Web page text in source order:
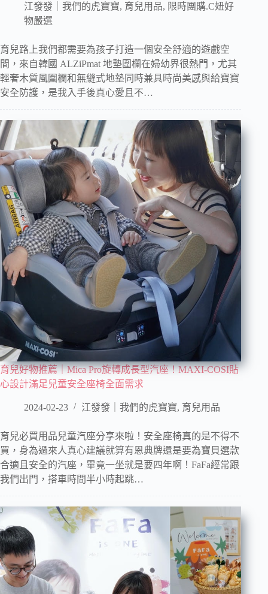
江發發｜我們的虎寶寶, 育兒用品, 限時團購.C妞好
物嚴選
育兒路上我們都需要為孩子打造一個安全舒適的遊戲空
間，來自韓國 ALZiPmat 地墊圍欄在婦幼界很熱門，尤其
輕奢木質風圍欄和無縫式地墊同時兼具時尚美感與給寶寶
安全防護，是我入手後真心愛且不…
育兒好物推薦｜Mica Pro旋轉成長型汽座！MAXI-COSI貼
心設計滿足兒童安全座椅全面需求
2024-02-23 江發發｜我們的虎寶寶, 育兒用品
育兒必買用品兒童汽座分享來啦！安全座椅真的是不得不
買，身為過來人真心建議就算有恩典牌還是要為寶貝選款
合適且安全的汽座，畢竟一坐就是要四年啊！FaFa經常跟
我們出門，搭車時間半小時起跳…